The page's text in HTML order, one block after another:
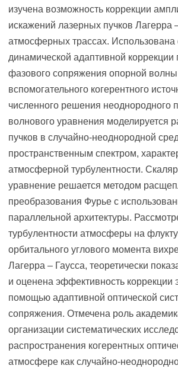
изучена возможность коррекции
искажений лазерных пучков Лагерра
атмосферных трассах. Использована
динамической адаптивной коррекции
фазового сопряжения опорной волны
вспомогательного когерентного
численного решения неоднородного
волнового уравнения моделируется
пучков в случайно-неоднородной
пространственным спектром,
атмосферной турбулентности.
уравнение решается методом
преобразования Фурье с
параллельной архитектуры.
турбулентности атмосферы на
орбитального углового момента
Лагерра – Гаусса, теоретически
и оценена эффективность коррекции
помощью адаптивной оптической
сопряжения. Отмечена роль
организации систематических
распространения когерентных
атмосфере как случайно-